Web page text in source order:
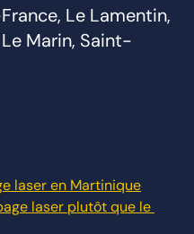
Le Lamentin,
Marin, Saint-
laser en Martinique
laser plutôt que le